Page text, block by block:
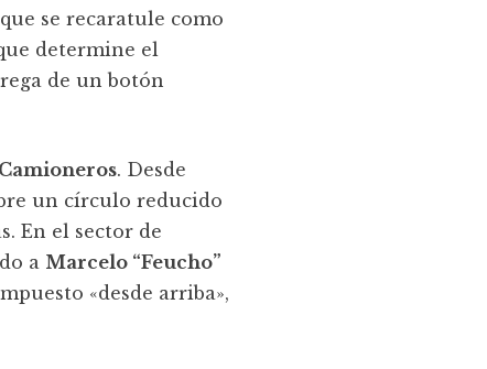
se recaratule como
determine el
de un botón
. Desde
un círculo reducido
En el sector de
a Marcelo “Feucho”
«desde arriba»,